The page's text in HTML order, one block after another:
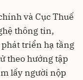
và Cục Thuế
thông tin,
triển hạ tầng
theo hướng tập
lấy người nộp